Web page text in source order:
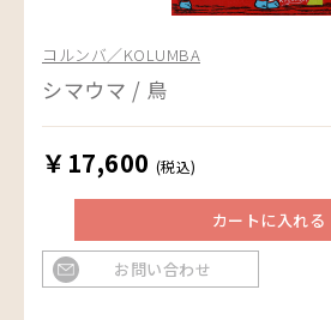
コルンバ／KOLUMBA
シマウマ / 鳥
￥17,600 (税込)
カートに入れる
お問い合わせ